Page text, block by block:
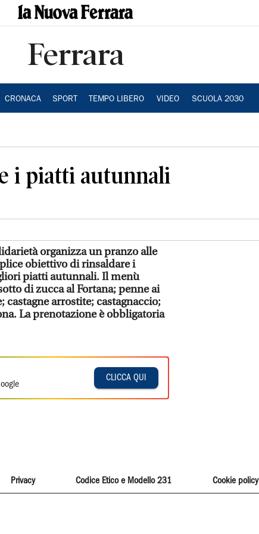
Ferrara
CRONACA SPORT TEMPO LIBERO VIDEO SCUOLA 2030
i piatti autunnali
organizza un pranzo alle
obiettivo di rinsaldare i
piatti autunnali. Il menù
di zucca al Fortana; penne ai
arrostite; castagnaccio;
La prenotazione è obbligatoria
CLICCA QUI
Privacy Codice Etico e Modello 231 Cookie policy